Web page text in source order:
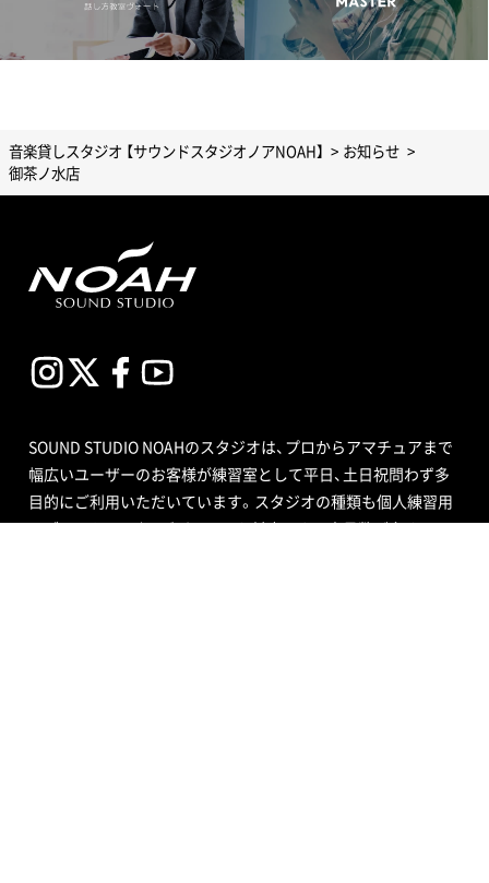
音楽貸しスタジオ 【サウンドスタジオノアNOAH】
お知らせ
御茶ノ水店
SOUND STUDIO NOAHのスタジオは、プロからアマチュアまで
幅広いユーザーのお客様が練習室として平日、土日祝問わず多
目的にご利用いただいています。スタジオの種類も個人練習用
のブースから、ビッグバンドにも対応できる定員数が多くはい